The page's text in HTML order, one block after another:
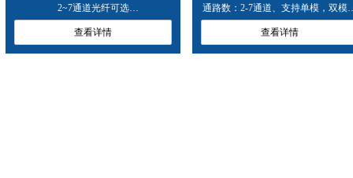
2~7通道光纤可选
FR系列光纤滑环又叫光纤旋转连接
器、光电滑环、光电汇流环。
采用光纤作为数据传输媒体，可用于
查看详情
通路数：2-7通道、支持单模，双模
FRSD0207系列光纤滑环又叫光纤旋
连接器、光电滑环、光电汇流环。
采用光纤作为数据传输媒体，可用
查看详情